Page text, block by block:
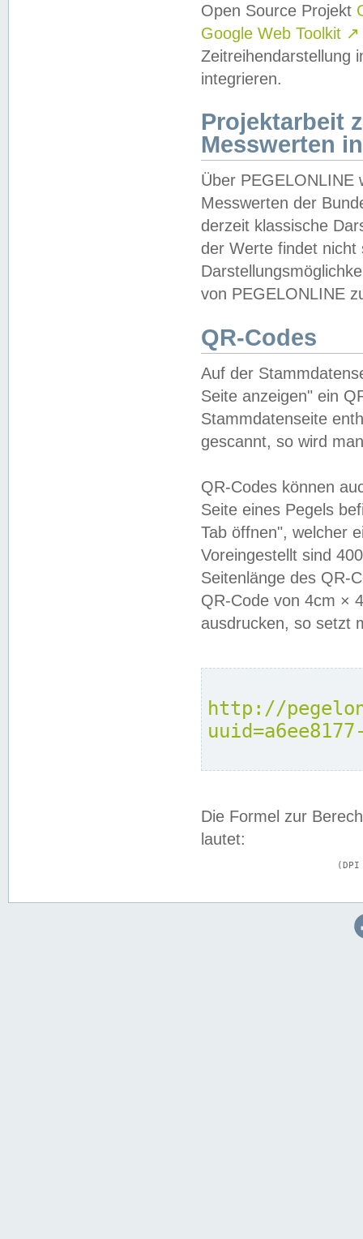
Open Source Projekt
Google Web Toolkit ↗
Zeitreihendarstellung
integrieren.
Projektarbeit
Messwerten
Über PEGELONLINE
Messwerten der
derzeit klassische
der Werte findet
von PEGELONLINE
QR-Codes
Auf der
Seite anzeigen" ein
Stammdatenseite
gescannt, so wird
QR-Codes können
Seite eines Pegels
Tab öffnen", welcher
Voreingestellt sind
Seitenlänge des QR-
QR-Code von 4cm ×
ausdrucken, so setzt
http://
Die Formel zur
lautet: